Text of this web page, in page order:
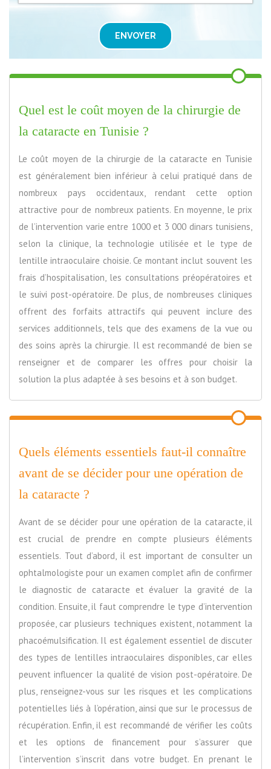
ENVOYER
Quel est le coût moyen de la chirurgie de
la cataracte en Tunisie ?
Le coût moyen de la chirurgie de la cataracte en Tunisie
est généralement bien inférieur à celui pratiqué dans de
nombreux pays occidentaux, rendant cette option
attractive pour de nombreux patients. En moyenne, le prix
de l’intervention varie entre 1000 et 3 000 dinars tunisiens,
selon la clinique, la technologie utilisée et le type de
lentille intraoculaire choisie. Ce montant inclut souvent les
frais d’hospitalisation, les consultations préopératoires et
le suivi post-opératoire. De plus, de nombreuses cliniques
offrent des forfaits attractifs qui peuvent inclure des
services additionnels, tels que des examens de la vue ou
des soins après la chirurgie. Il est recommandé de bien se
renseigner et de comparer les offres pour choisir la
solution la plus adaptée à ses besoins et à son budget.
Quels éléments essentiels faut-il connaître
avant de se décider pour une opération de
la cataracte ?
Avant de se décider pour une opération de la cataracte, il
est crucial de prendre en compte plusieurs éléments
essentiels. Tout d’abord, il est important de consulter un
ophtalmologiste pour un examen complet afin de confirmer
le diagnostic de cataracte et évaluer la gravité de la
condition. Ensuite, il faut comprendre le type d’intervention
proposée, car plusieurs techniques existent, notamment la
phacoémulsification. Il est également essentiel de discuter
des types de lentilles intraoculaires disponibles, car elles
peuvent influencer la qualité de vision post-opératoire. De
plus, renseignez-vous sur les risques et les complications
potentielles liés à l’opération, ainsi que sur le processus de
récupération. Enfin, il est recommandé de vérifier les coûts
et les options de financement pour s’assurer que
l’intervention s’inscrit dans votre budget. En prenant le